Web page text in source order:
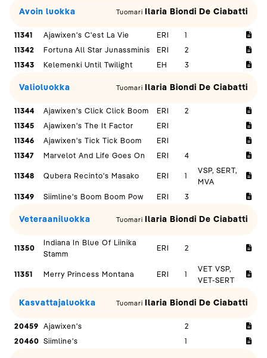
Avoin luokka Tuomari Ilaria Biondi De Ciabatti
11341 Ajawixen's C'est La Vie ERI
1
11342
Fortuna All Star Junassminis ERI
2
11343
Kelemenki Until Twilight EH 3
Valioluokka Tuomari Ilaria Biondi De Ciabatti
11344 Ajawixen's Click Click Boom ERI
2
11345
Ajawixen's The It Factor
ERI
11346
Ajawixen's Tick Tick Boom
ERI
11347
Marvelot And Life Goes On ERI 4
11348 Qubera Recinto's Masako ERI 1
VSP, SERT,
MVA
11349
Siimline's Boom Boom Pow ERI 3
Veteraaniluokka Tuomari Ilaria Biondi De Ciabatti
11350
Indiana In Blue Of Liinika
Stamm
ERI 2
11351 Merry Princess Montana ERI 1
VET VSP,
VET-SERT
Kasvattajaluokka Tuomari Ilaria Biondi De Ciabatti
20459 Ajawixen's
2
20460 Siimline's 1